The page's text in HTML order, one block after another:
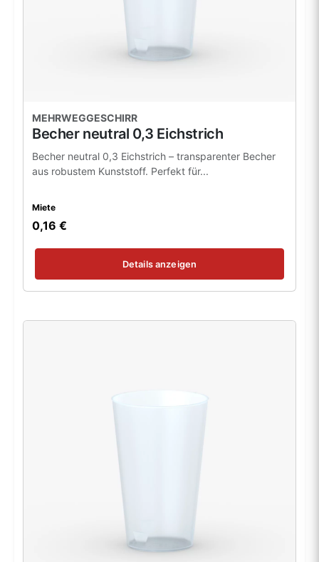
MEHRWEGGESCHIRR
Becher neutral 0,3 Eichstrich
Becher neutral 0,3 Eichstrich – transparenter Becher
aus robustem Kunststoff. Perfekt für...
Miete
0,16 €
Details anzeigen